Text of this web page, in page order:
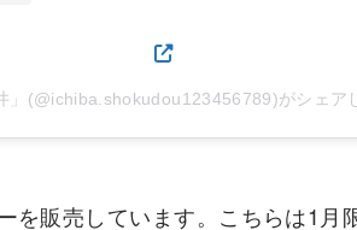
」(@ichiba.shokudou123456789)がシェア
を販売しています。こちらは1月